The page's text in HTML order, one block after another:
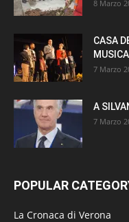
8 Marzo
CASA
MUSICA
7 Marzo
A
7 Marzo
POPULAR
La Cronaca di Verona